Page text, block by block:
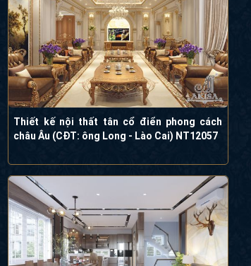
Thiết kế nội thất tân cổ điển phong cách
châu Âu (CĐT: ông Long - Lào Cai) NT12057